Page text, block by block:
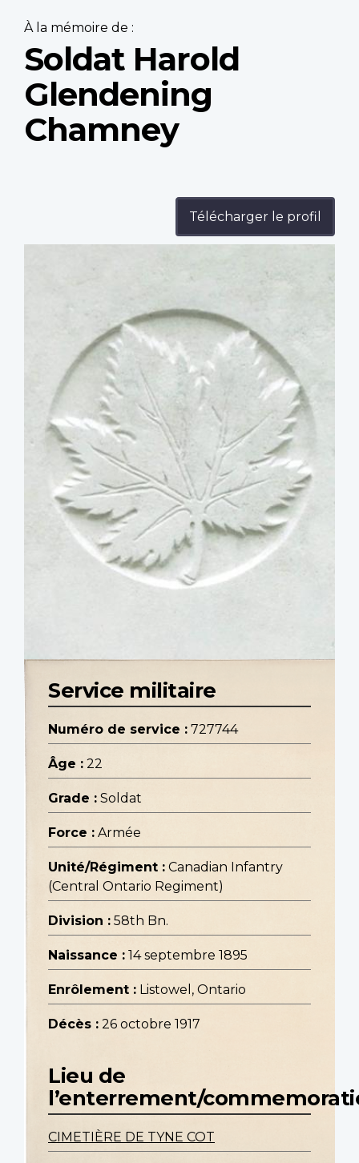
À la mémoire de :
Soldat Harold
Glendening
Chamney
Télécharger le profil
Service militaire
Numéro de service : 727744
Âge : 22
Grade : Soldat
Force : Armée
Unité/Régiment : Canadian Infantry
(Central Ontario Regiment)
Division : 58th Bn.
Naissance : 14 septembre 1895
Enrôlement : Listowel, Ontario
Décès : 26 octobre 1917
Lieu de
l’enterrement/
CIMETIÈRE DE TYNE COT